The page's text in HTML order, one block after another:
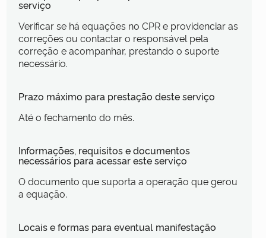
serviço
Verificar se há equações no CPR e providenciar as
correções ou contactar o responsável pela
correção e acompanhar, prestando o suporte
necessário.
Prazo máximo para prestação deste serviço
Até o fechamento do mês.
Informações, requisitos e documentos
necessários para acessar este serviço
O documento que suporta a operação que gerou
a equação.
Locais e formas para eventual manifestação